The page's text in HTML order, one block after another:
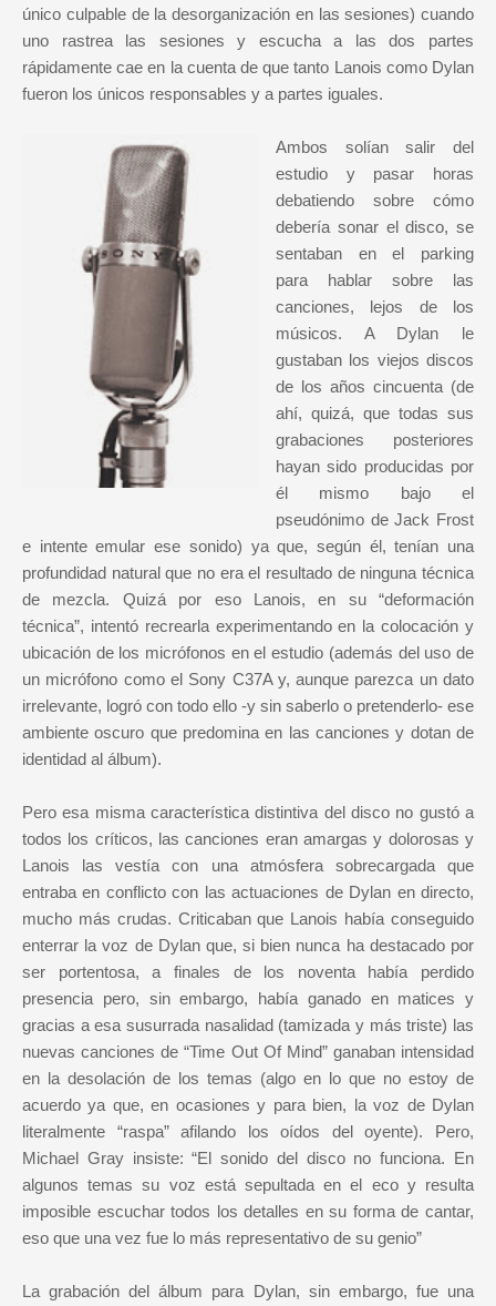
único culpable de la desorganización en las sesiones) cuando
uno rastrea las sesiones y escucha a las dos partes
rápidamente cae en la cuenta de que tanto Lanois como Dylan
fueron los únicos responsables y a partes iguales.
Ambos solían salir del
estudio y pasar horas
debatiendo sobre cómo
debería sonar el disco, se
sentaban en el parking
para hablar sobre las
canciones, lejos de los
músicos. A Dylan le
gustaban los viejos discos
de los años cincuenta (de
ahí, quizá, que todas sus
grabaciones posteriores
hayan sido producidas por
él mismo bajo el
pseudónimo de Jack Frost
e intente emular ese sonido) ya que, según él, tenían una
profundidad natural que no era el resultado de ninguna técnica
de mezcla. Quizá por eso Lanois, en su “deformación
técnica”, intentó recrearla experimentando en la colocación y
ubicación de los micrófonos en el estudio (además del uso de
un micrófono como el Sony C37A y, aunque parezca un dato
irrelevante, logró con todo ello -y sin saberlo o pretenderlo- ese
ambiente oscuro que predomina en las canciones y dotan de
identidad al álbum).
Pero esa misma característica distintiva del disco no gustó a
todos los críticos, las canciones eran amargas y dolorosas y
Lanois las vestía con una atmósfera sobrecargada que
entraba en conflicto con las actuaciones de Dylan en directo,
mucho más crudas. Criticaban que Lanois había conseguido
enterrar la voz de Dylan que, si bien nunca ha destacado por
ser portentosa, a finales de los noventa había perdido
presencia pero, sin embargo, había ganado en matices y
gracias a esa susurrada nasalidad (tamizada y más triste) las
nuevas canciones de “Time Out Of Mind” ganaban intensidad
en la desolación de los temas (algo en lo que no estoy de
acuerdo ya que, en ocasiones y para bien, la voz de Dylan
literalmente “raspa” afilando los oídos del oyente). Pero,
Michael Gray insiste: “El sonido del disco no funciona. En
algunos temas su voz está sepultada en el eco y resulta
imposible escuchar todos los detalles en su forma de cantar,
eso que una vez fue lo más representativo de su genio”
La grabación del álbum para Dylan, sin embargo, fue una